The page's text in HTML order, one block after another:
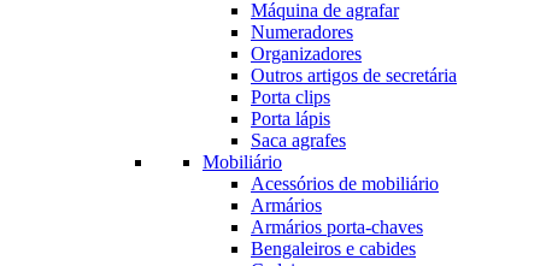
Máquina de agrafar
Numeradores
Organizadores
Outros artigos de secretária
Porta clips
Porta lápis
Saca agrafes
Mobiliário
Acessórios de mobiliário
Armários
Armários porta-chaves
Bengaleiros e cabides